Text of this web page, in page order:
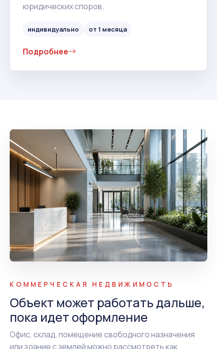
юридических споров.
индивидуально от 1 месяца
Подробнее
КОММЕРЧЕСКАЯ НЕДВИЖИМОСТЬ
Объект может работать дальше,
пока идет оформление
Офис, склад, помещение свободного назначения
или здание с землей можно рассмотреть как